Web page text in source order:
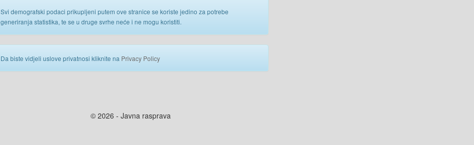
Svi demografski podaci prikupljeni putem ove stranice se koriste jedino za potrebe
generiranja statistika, te se u druge svrhe neće i ne mogu koristiti.
Da biste vidjeli uslove privatnosi kliknite na Privacy Policy
© 2026 - Javna rasprava